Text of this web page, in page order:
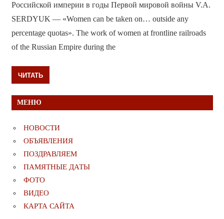
Российской империи в годы Первой мировой войны V.A.
SERDYUK — «Women can be taken on… outside any
percentage quotas». The work of women at frontline railroads
of the Russian Empire during the
ЧИТАТЬ
МЕНЮ
НОВОСТИ
ОБЪЯВЛЕНИЯ
ПОЗДРАВЛЯЕМ
ПАМЯТНЫЕ ДАТЫ
ФОТО
ВИДЕО
КАРТА САЙТА